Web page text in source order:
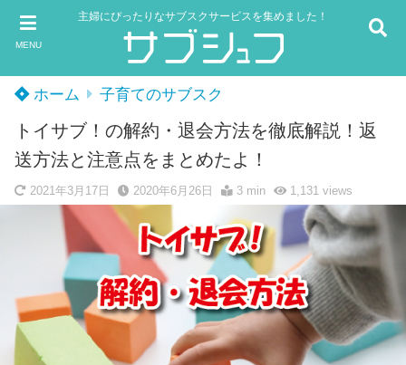
MENU
主婦にぴったりなサブスクサービスを集めました！
ホーム 子育てのサブスク
トイサブ！の解約・退会方法を徹底解説！返
送方法と注意点をまとめたよ！
2021年3月17日 2020年6月26日 3 min 1,131views